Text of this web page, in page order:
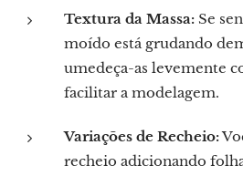
Textura da Massa: Se
moído está grudando
umedeça-as levemente
facilitar a modelagem.
Variações de Recheio:
recheio adicionando